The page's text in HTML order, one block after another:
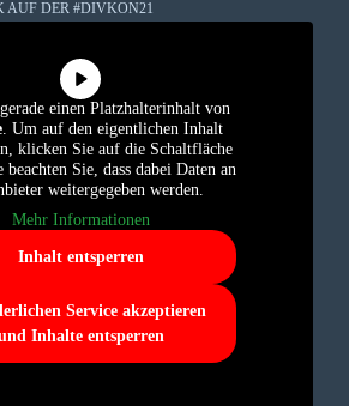
AUF DER #DIVKON21
einen Platzhalterinhalt von
. Um auf den eigentlichen Inhalt
klicken Sie auf die Schaltfläche
Sie, dass dabei Daten an
weitergegeben werden.
Mehr Informationen
Inhalt entsperren
Service akzeptieren
Inhalte entsperren